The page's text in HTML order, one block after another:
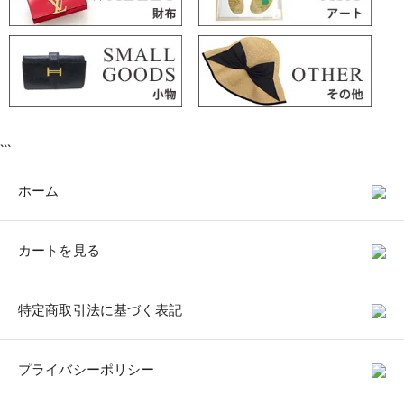
```
ホーム
カートを見る
特定商取引法に基づく表記
プライバシーポリシー